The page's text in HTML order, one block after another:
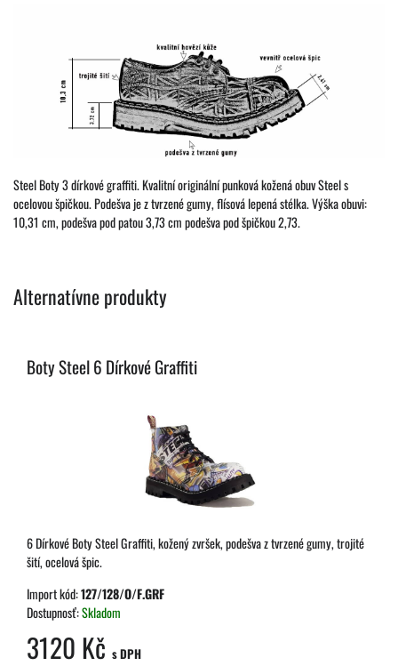
Steel Boty 3 dírkové graffiti. Kvalitní originální punková kožená obuv Steel s
ocelovou špičkou. Podešva je z tvrzené gumy, flísová lepená stélka. Výška obuvi:
10,31 cm, podešva pod patou 3,73 cm podešva pod špičkou 2,73.
Alternatívne produkty
Boty Steel 6 Dírkové Graffiti
6 Dírkové Boty Steel Graffiti, kožený zvršek, podešva z tvrzené gumy, trojité
šití, ocelová špic.
Import kód:127/128/O/F.GRF
Dostupnosť:Skladom
3120 Kč s DPH